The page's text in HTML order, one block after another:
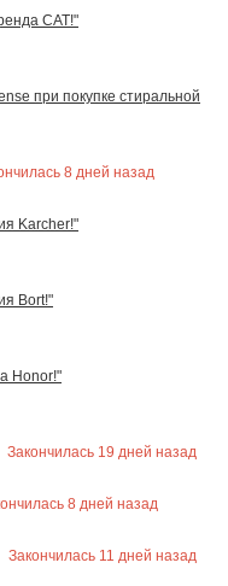
CAT!"
при покупке стиральной
8 дней назад
Karcher!"
Bort!"
Honor!"
Закончилась 19 дней назад
8 дней назад
Закончилась 11 дней назад